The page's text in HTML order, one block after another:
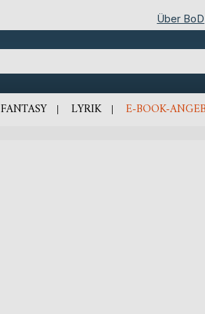
Über BoD
FANTASY LYRIK E-BOOK-